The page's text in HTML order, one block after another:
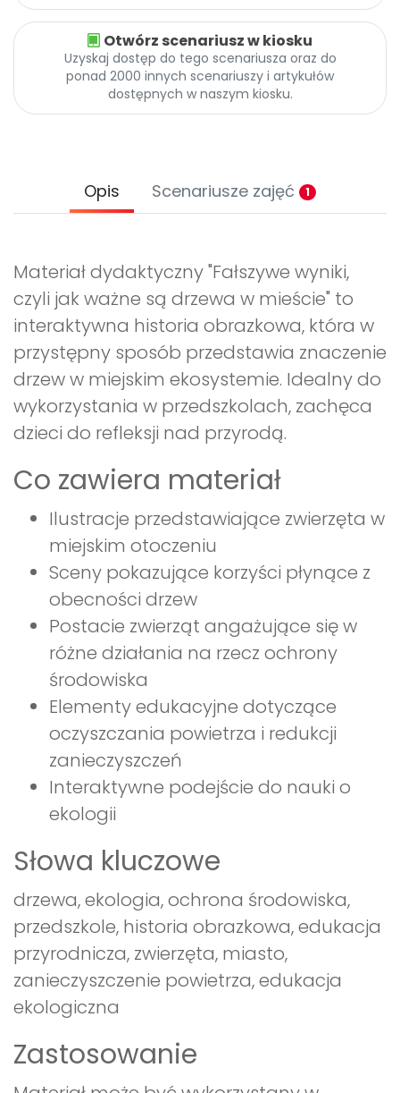
Otwórz scenariusz w kiosku
Uzyskaj dostęp do tego scenariusza oraz do
ponad 2000 innych scenariuszy i artykułów
dostępnych w naszym kiosku.
Opis Scenariusze zajęć 1
Materiał dydaktyczny "Fałszywe wyniki,
czyli jak ważne są drzewa w mieście" to
interaktywna historia obrazkowa, która w
przystępny sposób przedstawia znaczenie
drzew w miejskim ekosystemie. Idealny do
wykorzystania w przedszkolach, zachęca
dzieci do refleksji nad przyrodą.
Co zawiera materiał
Ilustracje przedstawiające zwierzęta w
miejskim otoczeniu
Sceny pokazujące korzyści płynące z
obecności drzew
Postacie zwierząt angażujące się w
różne działania na rzecz ochrony
środowiska
Elementy edukacyjne dotyczące
oczyszczania powietrza i redukcji
zanieczyszczeń
Interaktywne podejście do nauki o
ekologii
Słowa kluczowe
drzewa, ekologia, ochrona środowiska,
przedszkole, historia obrazkowa, edukacja
przyrodnicza, zwierzęta, miasto,
zanieczyszczenie powietrza, edukacja
ekologiczna
Zastosowanie